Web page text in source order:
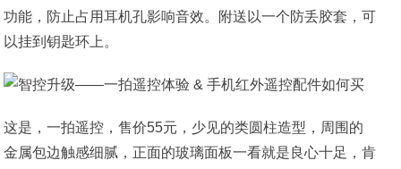
功能，防止占用耳机孔影响音效。附送以一个防丢胶套，可
以挂到钥匙环上。
这是，一拍遥控，售价55元，少见的类圆柱造型，周围的
金属包边触感细腻，正面的玻璃面板一看就是良心十足，肯